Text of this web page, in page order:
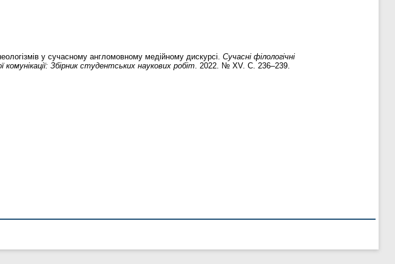
у сучасному англомовному медійному дискурсі. Сучасні філологічні
Збірник студентських наукових робіт. 2022. № XV. С. 236–239.